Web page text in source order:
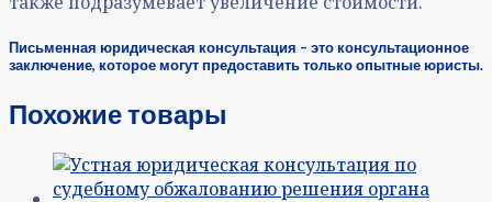
Письменная юридическая консультация – это консультационное
заключение, которое могут предоставить только опытные юристы.
Похожие товары